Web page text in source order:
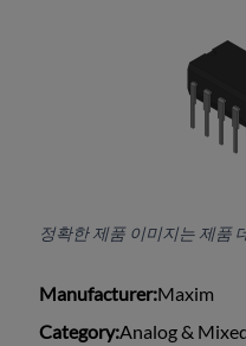
정확한 제품 이미지는 제품
Manufacturer:Maxim
Category:Analog &